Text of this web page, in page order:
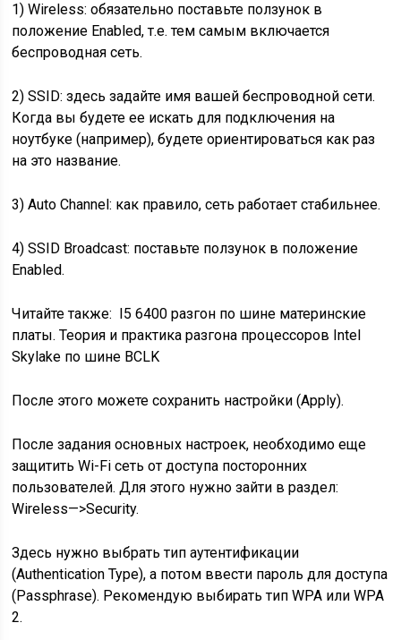
1) Wireless: обязательно поставьте ползунок в
положение Enabled, т.е. тем самым включается
беспроводная сеть.
2) SSID: здесь задайте имя вашей беспроводной сети.
Когда вы будете ее искать для подключения на
ноутбуке (например), будете ориентироваться как раз
на это название.
3) Auto Channel: как правило, сеть работает стабильнее.
4) SSID Broadcast: поставьте ползунок в положение
Enabled.
Читайте также: I5 6400 разгон по шине материнские
платы. Теория и практика разгона процессоров Intel
Skylake по шине BCLK
После этого можете сохранить настройки (Apply).
После задания основных настроек, необходимо еще
защитить Wi-Fi сеть от доступа посторонних
пользователей. Для этого нужно зайти в раздел:
Wireless—>Security.
Здесь нужно выбрать тип аутентификации
(Authentication Type), а потом ввести пароль для доступа
(Passphrase). Рекомендую выбирать тип WPA или WPA
2.